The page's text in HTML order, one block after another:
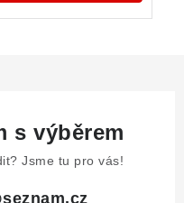
s výběrem
Jsme tu pro vás!
seznam.cz